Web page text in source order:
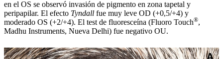
en el OS se observó invasión de pigmento en zona tapetal y
peripapilar. El efecto Tyndall fue muy leve OD (+0,5/+4) y
moderado OS (+2/+4). El test de fluoresceína (Fluoro Touch®,
Madhu Instruments, Nueva Delhi) fue negativo OU.